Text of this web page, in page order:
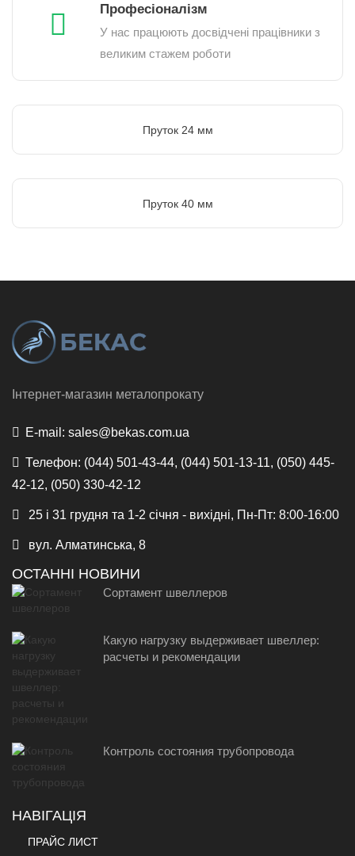
Професіоналізм
У нас працюють досвідчені працівники з
великим стажем роботи
Пруток 24 мм
Пруток 40 мм
Інтернет-магазин металопрокату
E-mail: sales@bekas.com.ua
Телефон: (044) 501-43-44, (044) 501-13-11, (050) 445-
42-12, (050) 330-42-12
25 і 31 грудня та 1-2 січня - вихідні, Пн-Пт: 8:00-16:00
вул. Алматинська, 8
ОСТАННІ НОВИНИ
Сортамент швеллеров
Какую нагрузку выдерживает швеллер:
расчеты и рекомендации
Контроль состояния трубопровода
НАВІГАЦІЯ
ПРАЙС ЛИСТ